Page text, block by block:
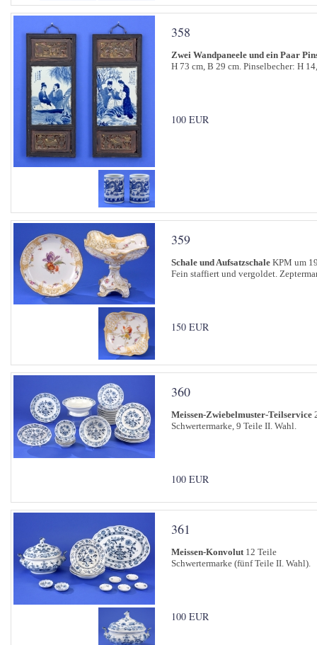
358
Zwei Wandpaneele und ein Paar
H 73 cm, B 29 cm. Pinselbecher: H
100 EUR
359
Schale und Aufsatzschale KPM um
Fein staffiert und vergoldet.
150 EUR
360
Meissen-Zwiebelmuster-Teilservice
Schwertermarke, 9 Teile II. Wahl.
100 EUR
361
Meissen-Konvolut12 Teile
Schwertermarke (fünf Teile II. Wahl).
100 EUR